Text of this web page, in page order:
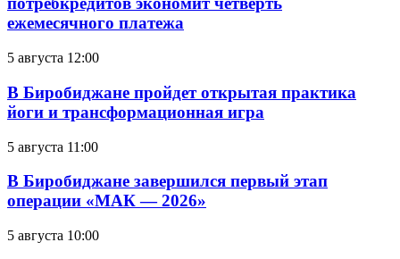
ежемесячного платежа
5 августа 12:00
В Биробиджане пройдет открытая практика
йоги и трансформационная игра
5 августа 11:00
В Биробиджане завершился первый этап
операции «МАК — 2026»
5 августа 10:00